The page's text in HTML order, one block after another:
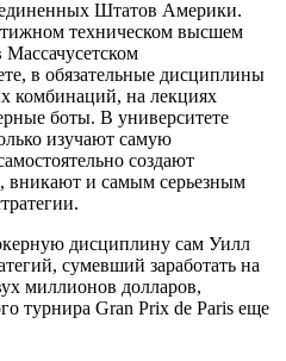
Штатов Америки.
техническом высшем
в обязательные дисциплины
комбинаций, на лекциях
боты. В университете
изучают самую
создают
вникают и самым серьезным
дисциплину сам Уилл
сумевший заработать на
миллионов долларов,
турнира Gran Prix de Paris еще